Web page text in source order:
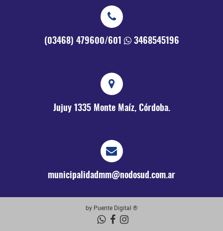
(03468) 479600/601 3468545196
Jujuy 1335 Monte Maíz, Córdoba.
municipalidadmm@nodosud.com.ar
by Puente Digital ®